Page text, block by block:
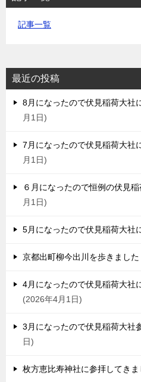
記事一覧
最近の投稿
8月になったので伏見稲荷大社
月1日
7月になったので伏見稲荷大社
月1日
６月になったので恒例の伏見稲
月1日
5月になったので伏見稲荷大社
京都出町柳今出川を歩きました
4月になったので伏見稲荷大社
2026年4月1日
3月になったので伏見稲荷大社
日
枚方恵比寿神社に参拝してきま